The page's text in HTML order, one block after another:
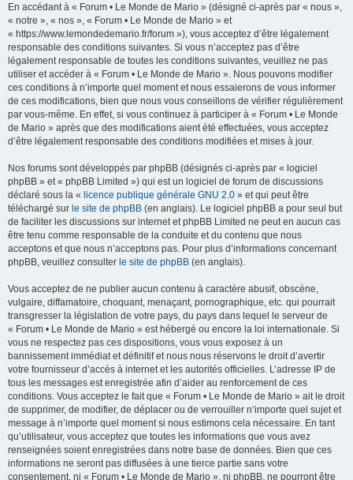
En accédant à « Forum • Le Monde de Mario » (désigné ci-après par « nous »,
« notre », « nos », « Forum • Le Monde de Mario » et
« https://www.lemondedemario.fr/forum »), vous acceptez d’être légalement
responsable des conditions suivantes. Si vous n’acceptez pas d’être
légalement responsable de toutes les conditions suivantes, veuillez ne pas
utiliser et accéder à « Forum • Le Monde de Mario ». Nous pouvons modifier
ces conditions à n’importe quel moment et nous essaierons de vous informer
de ces modifications, bien que nous vous conseillons de vérifier régulièrement
par vous-même. En effet, si vous continuez à participer à « Forum • Le Monde
de Mario » après que des modifications aient été effectuées, vous acceptez
d’être légalement responsable des conditions modifiées et mises à jour.
Nos forums sont développés par phpBB (désignés ci-après par « logiciel
phpBB » et « phpBB Limited ») qui est un logiciel de forum de discussions
déclaré sous la « licence publique générale GNU 2.0 » et qui peut être
téléchargé sur le site de phpBB (en anglais). Le logiciel phpBB a pour seul but
de faciliter les discussions sur internet et phpBB Limited ne peut en aucun cas
être tenu comme responsable de la conduite et du contenu que nous
acceptons et que nous n’acceptons pas. Pour plus d’informations concernant
phpBB, veuillez consulter le site de phpBB (en anglais).
Vous acceptez de ne publier aucun contenu à caractère abusif, obscène,
vulgaire, diffamatoire, choquant, menaçant, pornographique, etc. qui pourrait
transgresser la législation de votre pays, du pays dans lequel le serveur de
« Forum • Le Monde de Mario » est hébergé ou encore la loi internationale. Si
vous ne respectez pas ces dispositions, vous vous exposez à un
bannissement immédiat et définitif et nous nous réservons le droit d’avertir
votre fournisseur d’accès à internet et les autorités officielles. L’adresse IP de
tous les messages est enregistrée afin d’aider au renforcement de ces
conditions. Vous acceptez le fait que « Forum • Le Monde de Mario » ait le droit
de supprimer, de modifier, de déplacer ou de verrouiller n’importe quel sujet et
message à n’importe quel moment si nous estimons cela nécessaire. En tant
qu’utilisateur, vous acceptez que toutes les informations que vous avez
renseignées soient enregistrées dans notre base de données. Bien que ces
informations ne seront pas diffusées à une tierce partie sans votre
consentement, ni « Forum • Le Monde de Mario », ni phpBB, ne pourront être